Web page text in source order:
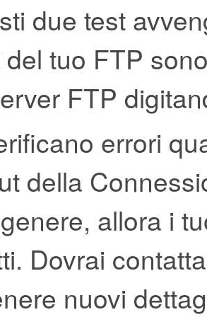
due test
tuo FTP
FTP
errori
della
allora i
Dovrai
nuovi